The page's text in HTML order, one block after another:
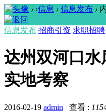
› ›信息 › 信息发布 ›
信息发布 招商引资 求职招聘
达州双河口
实地考察
2016-02-19 admin 查看 :